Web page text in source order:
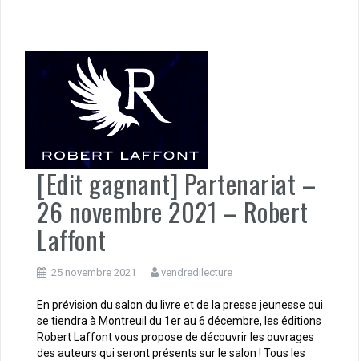
[Edit gagnant] Partenariat –
26 novembre 2021 – Robert
Laffont
25 novembre 2021 vendredilecture
En prévision du salon du livre et de la presse jeunesse qui
se tiendra à Montreuil du 1er au 6 décembre, les éditions
Robert Laffont vous propose de découvrir les ouvrages
des auteurs qui seront présents sur le salon ! Tous les